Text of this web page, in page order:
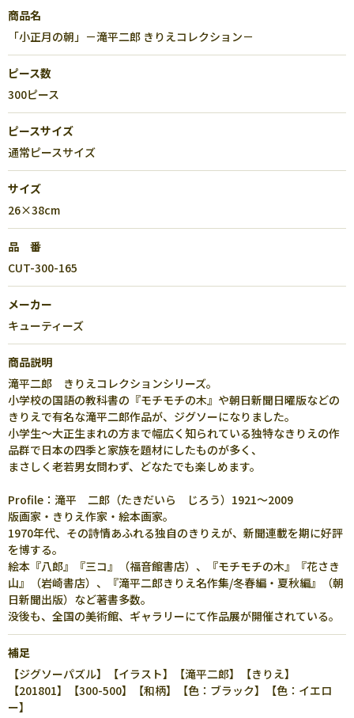
商品名
「小正月の朝」－滝平二郎 きりえコレクション－
ピース数
300ピース
ピースサイズ
通常ピースサイズ
サイズ
26×38cm
品 番
CUT-300-165
メーカー
キューティーズ
商品説明
滝平二郎 きりえコレクションシリーズ。
小学校の国語の教科書の『モチモチの木』や朝日新聞日曜版などの
きりえで有名な滝平二郎作品が、ジグソーになりました。
小学生～大正生まれの方まで幅広く知られている独特なきりえの作
品群で日本の四季と家族を題材にしたものが多く、
まさしく老若男女問わず、どなたでも楽しめます。
Profile：滝平 二郎（たきだいら じろう）1921～2009
版画家・きりえ作家・絵本画家。
1970年代、その詩情あふれる独自のきりえが、新聞連載を期に好評
を博する。
絵本『八郎』『三コ』（福音館書店）、『モチモチの木』『花さき
山』（岩崎書店）、『滝平二郎きりえ名作集/冬春編・夏秋編』（朝
日新聞出版）など著書多数。
没後も、全国の美術館、ギャラリーにて作品展が開催されている。
補足
【ジグソーパズル】【イラスト】【滝平二郎】【きりえ】
【201801】【300-500】【和柄】【色：ブラック】【色：イエロ
ー】